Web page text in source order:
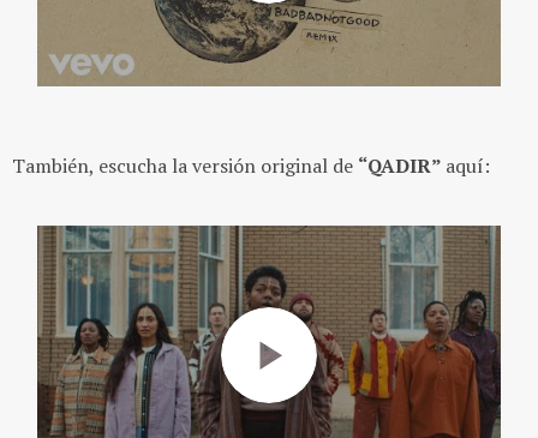
También, escucha la versión original de “QADIR” aquí: